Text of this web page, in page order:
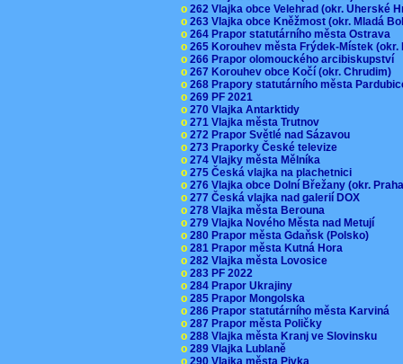
o 262 Vlajka obce Velehrad (okr. Uherské
o 263 Vlajka obce Kněžmost (okr. Mladá
o 264 Prapor statutárního města Ostrava
o 265 Korouhev města Frýdek-Místek
o 266 Prapor olomouckého arcibiskupství
o 267 Korouhev obce Kočí (okr. Chrudim)
o 268 Prapory statutárního města
o 269 PF 2021
o 270 Vlajka Antarktidy
o 271 Vlajka města Trutnov
o 272 Prapor Světlé nad Sázavou
o 273 Praporky České televize
o 274 Vlajky města Mělníka
o 275 Česká vlajka na plachetnici
o 276 Vlajka obce Dolní Břežany (okr.
o 277 Česká vlajka nad galerií DOX
o 278 Vlajka města Berouna
o 279 Vlajka Nového Města nad Metují
o 280 Prapor města Gdaňsk (Polsko)
o 281 Prapor města Kutná Hora
o 282 Vlajka města Lovosice
o 283 PF 2022
o 284 Prapor Ukrajiny
o 285 Prapor Mongolska
o 286 Prapor statutárního města Karviná
o 287 Prapor města Poličky
o 288 Vlajka města Kranj ve Slovinsku
o 289 Vlajka Lublaně
o 290 Vlajka města Pivka